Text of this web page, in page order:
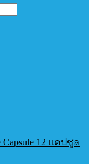
Capsule 12 แคปซูล